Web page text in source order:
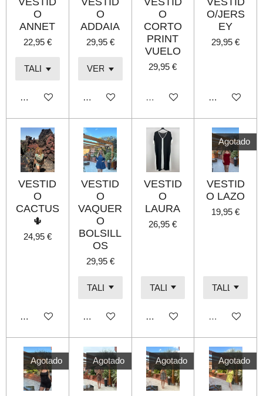
O
ANNET
22,95 €
Añadir al carrito
O
ADDAIA
29,95 €
Añadir al carrito
O
CORTO
PRINT
VUELO
29,95 €
Agotado
O/JERS
EY
29,95 €
Añadir al
VESTID
O
CACTUS
🌵
24,95 €
Añadir al carrito
VESTID
O
VAQUER
O
BOLSILL
OS
29,95 €
Añadir al carrito
VESTID
O
LAURA
26,95 €
Añadir al carrito
Agotado
VESTID
O LAZO
19,95 €
Agotado
Agotado Agotado Agotado Agotado